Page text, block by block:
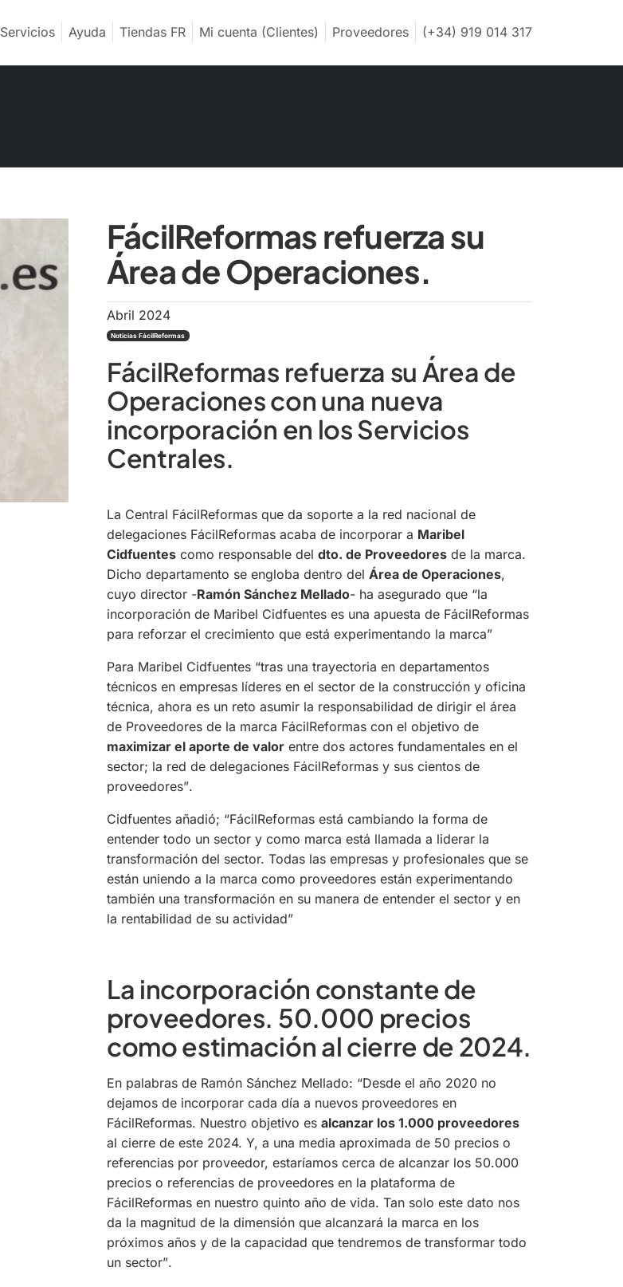
Servicios Ayuda Tiendas FR Mi cuenta (Clientes) Proveedores (+34) 919 014 317
FácilReformas refuerza su
Área de Operaciones.
Abril 2024
Noticias FácilReformas
FácilReformas refuerza su Área de
Operaciones con una nueva
incorporación en los Servicios
Centrales.
La Central FácilReformas que da soporte a la red nacional de
delegaciones FácilReformas acaba de incorporar a Maribel
Cidfuentes como responsable del dto. de Proveedores de la marca.
Dicho departamento se engloba dentro del Área de Operaciones,
cuyo director -Ramón Sánchez Mellado- ha asegurado que “la
incorporación de Maribel Cidfuentes es una apuesta de FácilReformas
para reforzar el crecimiento que está experimentando la marca”
Para Maribel Cidfuentes “tras una trayectoria en departamentos
técnicos en empresas líderes en el sector de la construcción y oficina
técnica, ahora es un reto asumir la responsabilidad de dirigir el área
de Proveedores de la marca FácilReformas con el objetivo de
maximizar el aporte de valor entre dos actores fundamentales en el
sector; la red de delegaciones FácilReformas y sus cientos de
proveedores”.
Cidfuentes añadió; “FácilReformas está cambiando la forma de
entender todo un sector y como marca está llamada a liderar la
transformación del sector. Todas las empresas y profesionales que se
están uniendo a la marca como proveedores están experimentando
también una transformación en su manera de entender el sector y en
la rentabilidad de su actividad”
La incorporación constante de
proveedores. 50.000 precios
como estimación al cierre de 2024.
En palabras de Ramón Sánchez Mellado: “Desde el año 2020 no
dejamos de incorporar cada día a nuevos proveedores en
FácilReformas. Nuestro objetivo es alcanzar los 1.000 proveedores
al cierre de este 2024. Y, a una media aproximada de 50 precios o
referencias por proveedor, estaríamos cerca de alcanzar los 50.000
precios o referencias de proveedores en la plataforma de
FácilReformas en nuestro quinto año de vida. Tan solo este dato nos
da la magnitud de la dimensión que alcanzará la marca en los
próximos años y de la capacidad que tendremos de transformar todo
un sector”.